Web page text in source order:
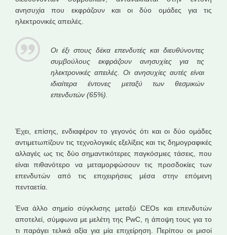
ανησυχία που εκφράζουν και οι δύο ομάδες για τις
ηλεκτρονικές απειλές.
Οι έξι στους δέκα επενδυτές και διευθύνοντες
συμβούλους εκφράζουν ανησυχίες για τις
ηλεκτρονικές απειλές. Οι ανησυχίες αυτές είναι
ιδιαίτερα έντονες μεταξύ των θεσμικών
επενδυτών (65%).
Έχει, επίσης, ενδιαφέρον το γεγονός ότι και οι δύο ομάδες
αντιμετωπίζουν τις τεχνολογικές εξελίξεις και τις δημογραφικές
αλλαγές ως τις δύο σημαντικότερες παγκόσμιες τάσεις, που
είναι πιθανότερο να μεταμορφώσουν τις προσδοκίες των
επενδυτών από τις επιχειρήσεις μέσα στην επόμενη
πενταετία.
Ένα άλλο σημείο σύγκλισης μεταξύ CEOs και επενδυτών
αποτελεί, σύμφωνα με μελέτη της PwC, η άποψη τους για το
τι παράγει τελικά αξία για μία επιχείρηση. Περίπου οι μισοί